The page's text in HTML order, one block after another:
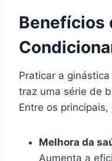
Benefícios
Praticar a
traz uma série de
Entre os
Melhora da
Aumenta a